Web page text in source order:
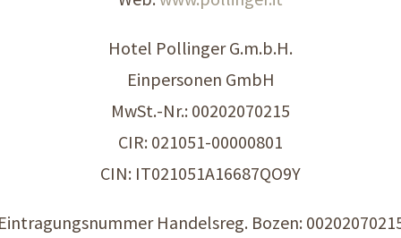
Hotel Pollinger G.m.b.H.
Einpersonen GmbH
MwSt.-Nr.: 00202070215
CIR: 021051-00000801
CIN: IT021051A16687QO9Y
Handelsreg. Bozen: